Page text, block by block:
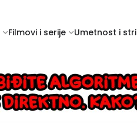
Filmovi i serije Umetnost i